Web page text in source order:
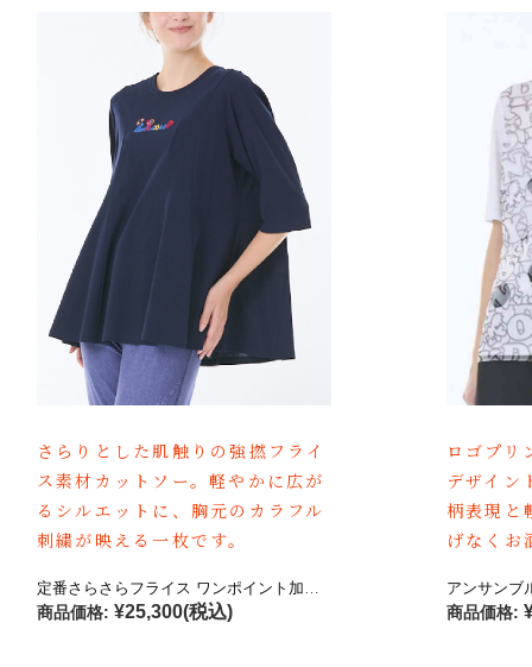
さらりとした肌触りの強撚フライ
ス素材カットソー。軽やかに広が
るシルエットに、胸元のカラフル
刺繍が映える一枚です。
商品価格: ¥25,300(税込)
ロゴプリ
デザイン
柄表現と
げなくお
アンサンブ
商品価格: